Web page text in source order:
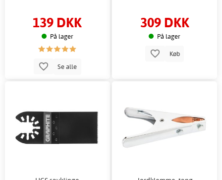
139 DKK
På lager
Se alle
309 DKK
På lager
Køb